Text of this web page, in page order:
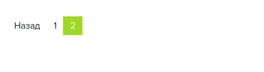
Назад 1 2